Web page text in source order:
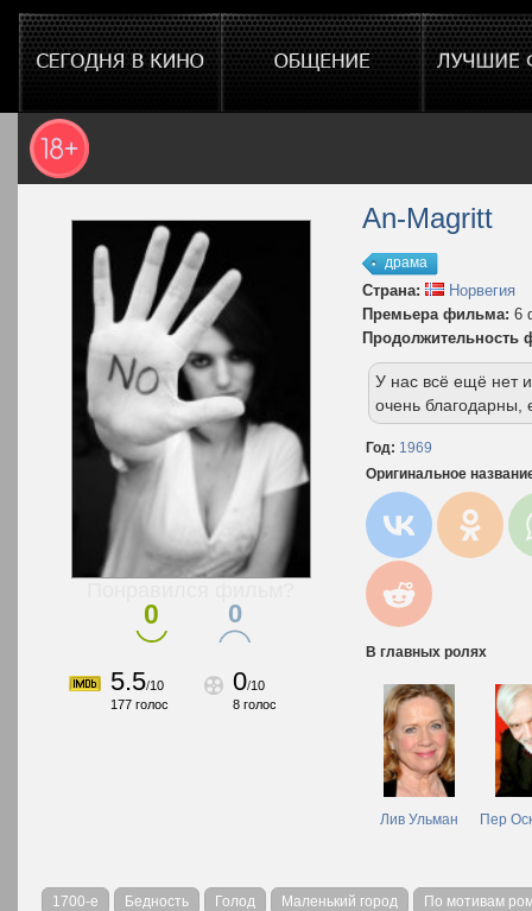
0 0
5.5/10
177 голос
0/10
8 голос
An-Magritt
драма
Страна:
Норвегия
Премьера фильма: 6
Продолжительность
У нас всё ещё нет
очень благодарны,
Год: 1969
Оригинальное
В главных ролях
Лив Ульман Пер
1700-е Бедность Голод Маленький город По мотивам